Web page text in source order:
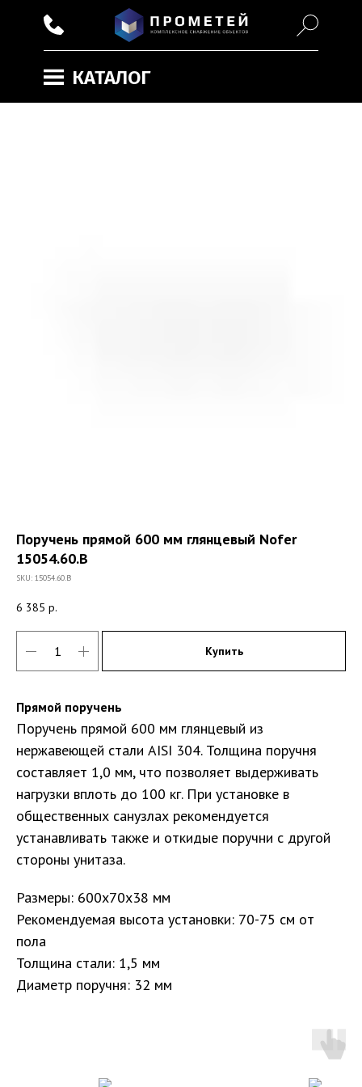
КАТАЛОГ
Поручень прямой 600 мм глянцевый Nofer
15054.60.B
SKU: 15054.60.B
6 385 р.
Купить
Прямой поручень
Поручень прямой 600 мм глянцевый из
нержавеющей стали AISI 304. Толщина поручня
составляет 1,0 мм, что позволяет выдерживать
нагрузки вплоть до 100 кг. При установке в
общественных санузлах рекомендуется
устанавливать также и откидые поручни с другой
стороны унитаза.
Размеры: 600х70х38 мм
Рекомендуемая высота установки: 70-75 см от
пола
Толщина стали: 1,5 мм
Диаметр поручня: 32 мм